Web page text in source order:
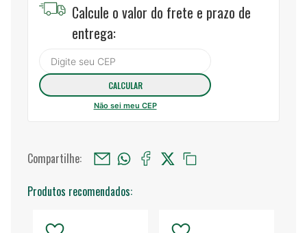
Calcule o valor do frete e prazo de
entrega:
Não sei meu CEP
Compartilhe:
Produtos recomendados: